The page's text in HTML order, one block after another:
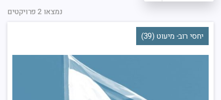
נמצאו 2 פרויקטים
יחסי רוב- מיעוט (39)